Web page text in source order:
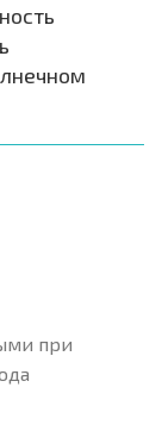
при